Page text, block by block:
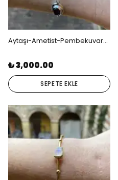
Aytaşı-Ametist-Pembekuvars Gümüş Bileklik
₺ 3,000.00
SEPETE EKLE